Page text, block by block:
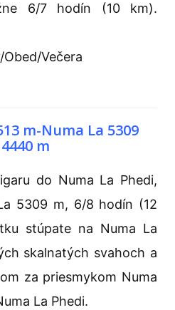
6/7 hodín (10 km).
Večera
m-Numa La 5309
m
do Numa La Phedi,
5309 m, 6/8 hodín (12
stúpate na Numa La
skalnatých svahoch a
za priesmykom Numa
La Phedi.